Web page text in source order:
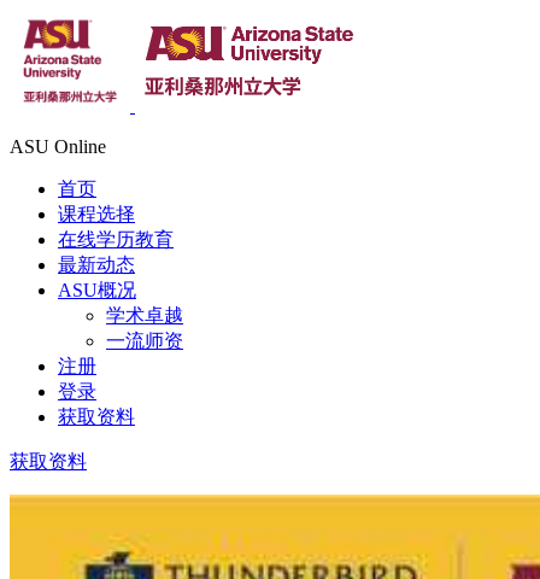
ASU Online
首页
课程选择
在线学历教育
最新动态
ASU概况
学术卓越
一流师资
注册
登录
获取资料
获取资料